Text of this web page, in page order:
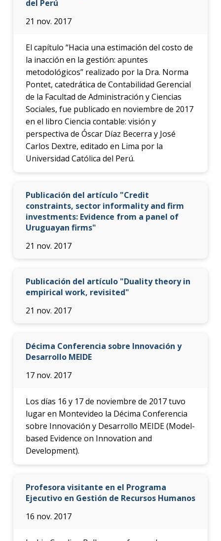
del Perú
21 nov. 2017
El capítulo “Hacia una estimación del costo de
la inacción en la gestión: apuntes
metodológicos” realizado por la Dra. Norma
Pontet, catedrática de Contabilidad Gerencial
de la Facultad de Administración y Ciencias
Sociales, fue publicado en noviembre de 2017
en el libro Ciencia contable: visión y
perspectiva de Óscar Díaz Becerra y José
Carlos Dextre, editado en Lima por la
Universidad Católica del Perú.
Publicación del artículo "Credit
constraints, sector informality and firm
investments: Evidence from a panel of
Uruguayan firms"
21 nov. 2017
Publicación del artículo "Duality theory in
empirical work, revisited"
21 nov. 2017
Décima Conferencia sobre Innovación y
Desarrollo MEIDE
17 nov. 2017
Los días 16 y 17 de noviembre de 2017 tuvo
lugar en Montevideo la Décima Conferencia
sobre Innovación y Desarrollo MEIDE (Model-
based Evidence on Innovation and
Development).
Profesora visitante en el Programa
Ejecutivo en Gestión de Recursos Humanos
16 nov. 2017